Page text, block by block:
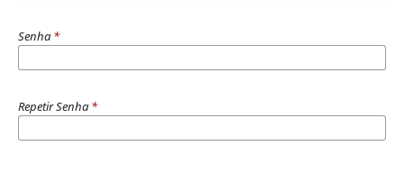
Senha *
Repetir Senha *